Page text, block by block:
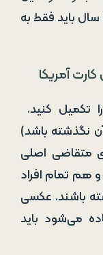
صورت می‌گیرد. در مقابل، فراد بالای 21 سال باید فقط به
آمریکا
تکمیل کنید.
نگذشته باشد)
متقاضی اصلی
هم تمام افراد
باشند. عکسی
می‌شود باید